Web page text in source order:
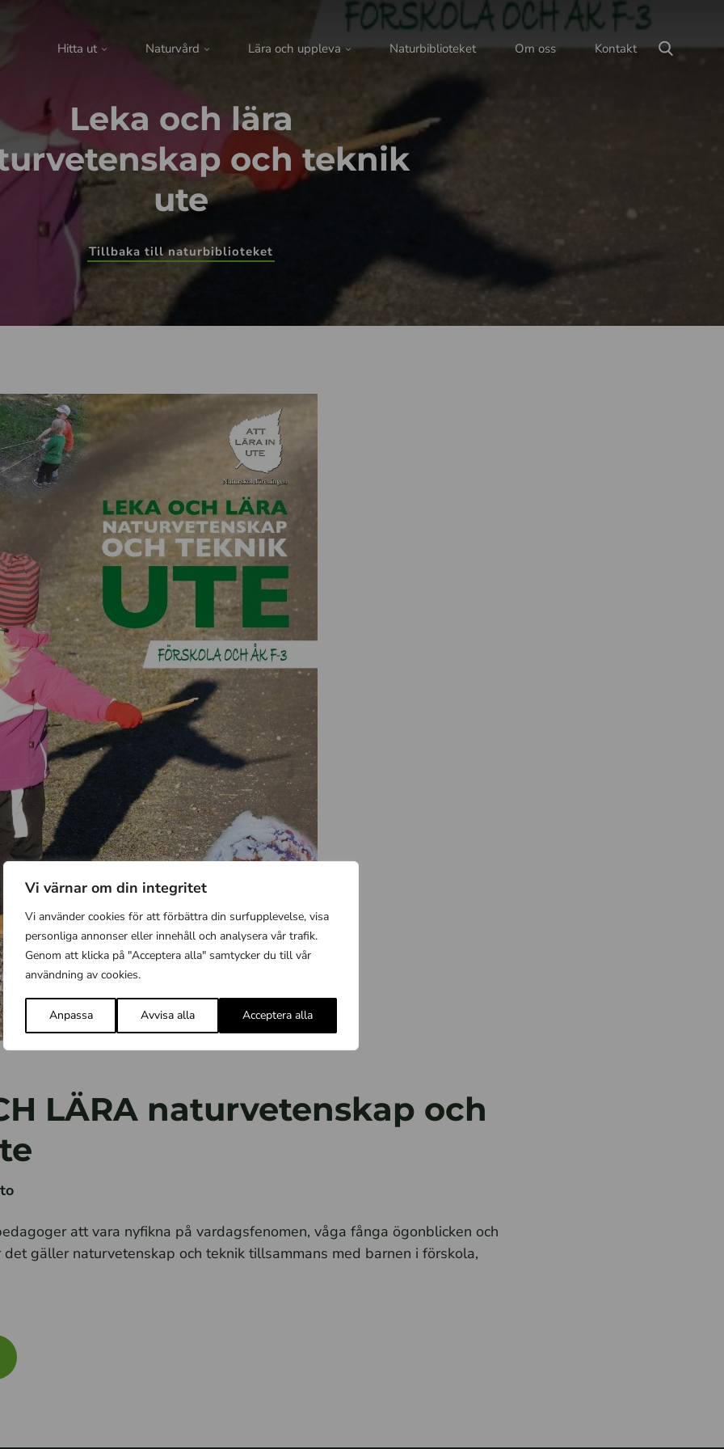
Vi värnar om din integritet
Vi använder cookies för att förbättra din surfupplevelse, visa
personliga annonser eller innehåll och analysera vår trafik.
Genom att klicka på "Acceptera alla" samtycker du till vår
användning av cookies.
Anpassa Avvisa alla Acceptera alla
Hitta ut Naturvård Lära och uppleva Naturbiblioteket Om oss Kontakt
Leka och lära
och teknik
ute
Tillbaka till naturbiblioteket
LÄRA naturvetenskap och
att vara nyfikna på vardagsfenomen, våga fånga ögonblicken och
gäller naturvetenskap och teknik tillsammans med barnen i förskola,